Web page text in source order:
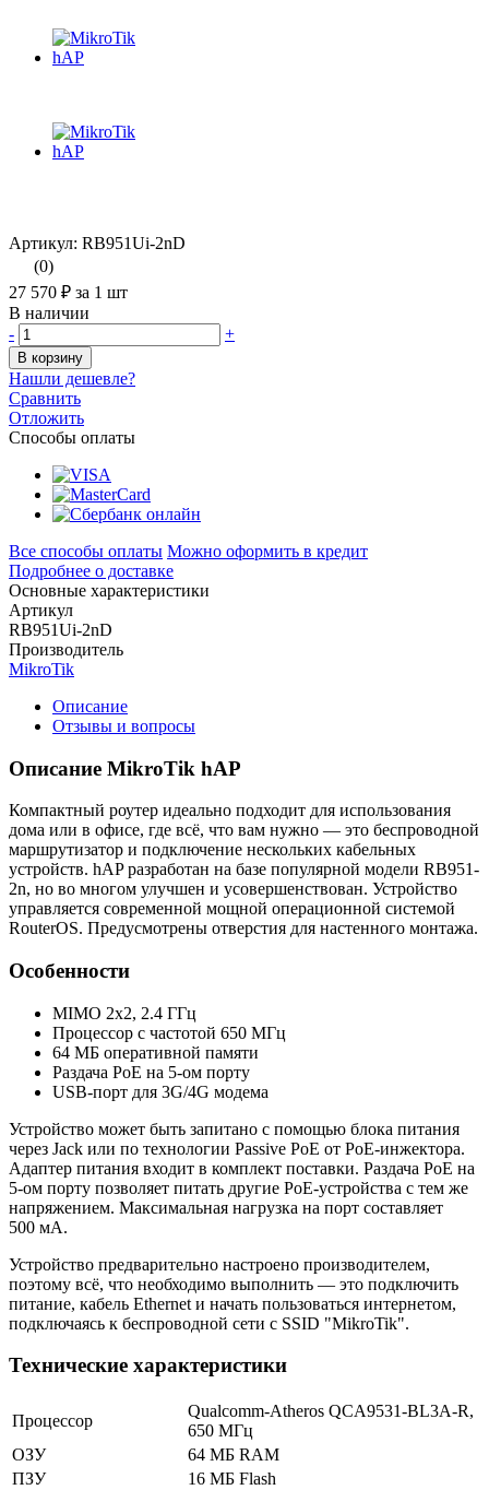
Артикул: RB951Ui-2nD
(0)
27 570 ₽ за 1 шт
В наличии
-
+
В корзину
Нашли дешевле?
Сравнить
Отложить
Способы оплаты
Все способы оплаты Можно оформить в кредит
Подробнее о доставке
Основные характеристики
Артикул
RB951Ui-2nD
Производитель
MikroTik
Описание
Отзывы и вопросы
Описание MikroTik hAP
Компактный роутер идеально подходит для использования
дома или в офисе, где всё, что вам нужно — это беспроводной
маршрутизатор и подключение нескольких кабельных
устройств. hAP разработан на базе популярной модели RB951-
2n, но во многом улучшен и усовершенствован. Устройство
управляется современной мощной операционной системой
RouterOS. Предусмотрены отверстия для настенного монтажа.
Особенности
MIMO 2x2, 2.4 ГГц
Процессор с частотой 650 МГц
64 МБ оперативной памяти
Раздача PoE на 5-ом порту
USB-порт для 3G/4G модема
Устройство может быть запитано с помощью блока питания
через Jack или по технологии Passive PoE от PoE-инжектора.
Адаптер питания входит в комплект поставки. Раздача PoE на
5-ом порту позволяет питать другие PoE-устройства с тем же
напряжением. Максимальная нагрузка на порт составляет
500 мА.
Устройство предварительно настроено производителем,
поэтому всё, что необходимо выполнить — это подключить
питание, кабель Ethernet и начать пользоваться интернетом,
подключаясь к беспроводной сети с SSID "MikroTik".
Технические характеристики
Процессор
Qualcomm-Atheros QCA9531-BL3A-R,
650 МГц
ОЗУ
64 МБ RAM
ПЗУ
16 МБ Flash